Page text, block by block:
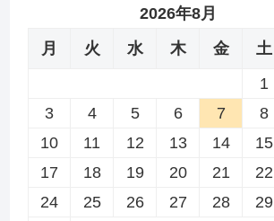
2026年8月
月
火 水 木 金 土
1
3
4 5 6 7 8
10
11 12 13 14 15
17
18 19 20 21 22
24
25 26 27 28 29